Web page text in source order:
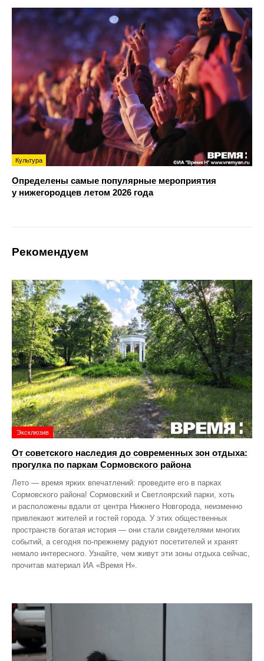
Культура
Определены самые популярные мероприятия
у нижегородцев летом 2026 года
Рекомендуем
Эксклюзив
От советского наследия до современных зон отдыха:
прогулка по паркам Сормовского района
Лето — время ярких впечатлений: проведите его в парках
Сормовского района! Сормовский и Светлоярский парки, хоть
и расположены вдали от центра Нижнего Новгорода, неизменно
привлекают жителей и гостей города. У этих общественных
пространств богатая история — они стали свидетелями многих
событий, а сегодня по‑прежнему радуют посетителей и хранят
немало интересного. Узнайте, чем живут эти зоны отдыха сейчас,
прочитав материал ИА «Время Н».